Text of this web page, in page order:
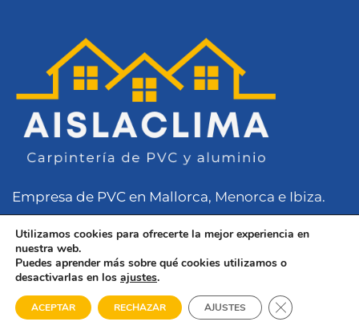
Empresa de PVC en Mallorca, Menorca e Ibiza.
ComoCarpintería de Aluminio en Mallorca,
ofrecemos instalación y fabricación de puertas y
ventanas PVC y Aluminio al mejor precio y con la
mayor de las calidades.
Utilizamos cookies para ofrecerte la mejor experiencia en
nuestra web.
Puedes aprender más sobre qué cookies utilizamos o
desactivarlas en los ajustes.
ACEPTAR RECHAZAR AJUSTES Cerrar el
💬 ¿Necesitas ayuda?